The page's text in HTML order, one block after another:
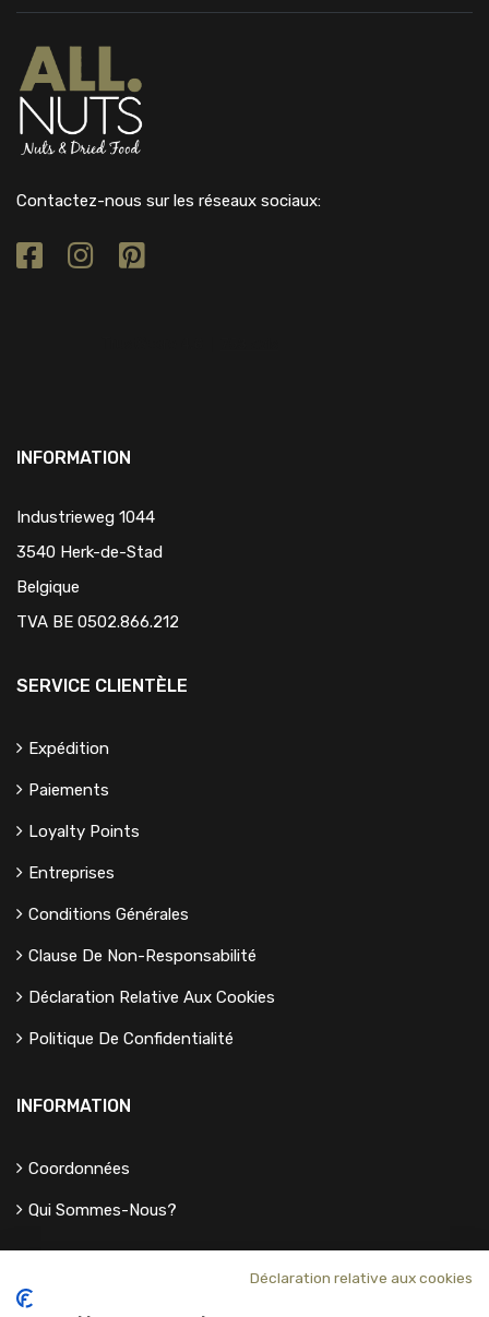
Contactez-nous sur les réseaux sociaux:
INFORMATION
Industrieweg 1044
3540 Herk-de-Stad
Belgique
TVA BE 0502.866.212
SERVICE CLIENTÈLE
Expédition
Paiements
Loyalty Points
Entreprises
Conditions Générales
Clause De Non-Responsabilité
Déclaration Relative Aux Cookies
Politique De Confidentialité
INFORMATION
Coordonnées
Qui Sommes-Nous?
Déclaration relative aux cookies